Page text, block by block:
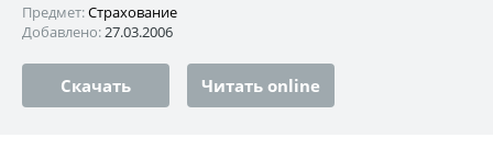
Предмет:Страхование
Добавлено:27.03.2006
Скачать Читать online